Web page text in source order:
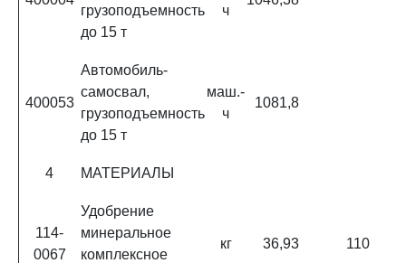
грузоподъемность
до 15 т
ч
400053
Автомобиль-
самосвал,
грузоподъемность
до 15 т
маш.-
ч
1081,8
4 МАТЕРИАЛЫ
114-
0067
Удобрение
минеральное
комплексное
кг 36,93 110